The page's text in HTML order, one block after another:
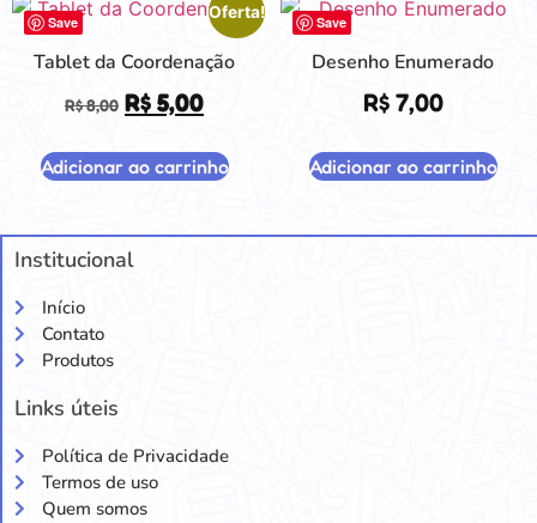
Save
Oferta!
Tablet da Coordenação
R$8,00 R$ 5,00
Adicionar ao carrinho
Save
Desenho Enumerado
R$7,00
Adicionar ao carrinho
Institucional
Início
Contato
Produtos
Links úteis
Política de Privacidade
Termos de uso
Quem somos